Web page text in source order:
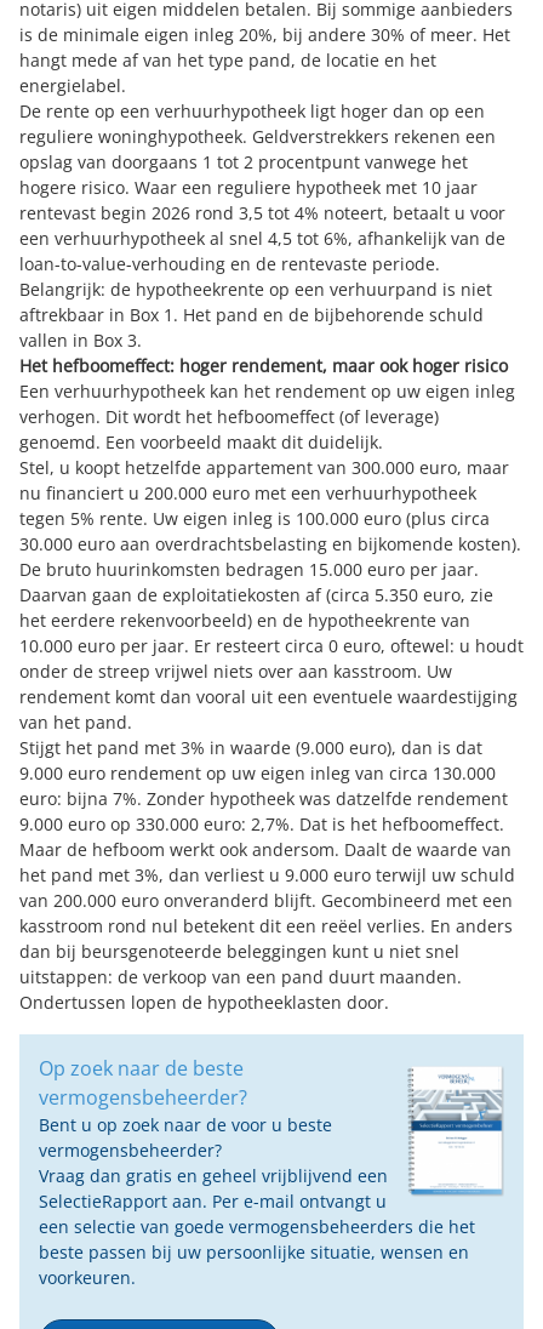
notaris) uit eigen middelen betalen. Bij sommige aanbieders
is de minimale eigen inleg 20%, bij andere 30% of meer. Het
hangt mede af van het type pand, de locatie en het
energielabel.
De rente op een verhuurhypotheek ligt hoger dan op een
reguliere woninghypotheek. Geldverstrekkers rekenen een
opslag van doorgaans 1 tot 2 procentpunt vanwege het
hogere risico. Waar een reguliere hypotheek met 10 jaar
rentevast begin 2026 rond 3,5 tot 4% noteert, betaalt u voor
een verhuurhypotheek al snel 4,5 tot 6%, afhankelijk van de
loan-to-value-verhouding en de rentevaste periode.
Belangrijk: de hypotheekrente op een verhuurpand is niet
aftrekbaar in Box 1. Het pand en de bijbehorende schuld
vallen in Box 3.
Het hefboomeffect: hoger rendement, maar ook hoger risico
Een verhuurhypotheek kan het rendement op uw eigen inleg
verhogen. Dit wordt het hefboomeffect (of leverage)
genoemd. Een voorbeeld maakt dit duidelijk.
Stel, u koopt hetzelfde appartement van 300.000 euro, maar
nu financiert u 200.000 euro met een verhuurhypotheek
tegen 5% rente. Uw eigen inleg is 100.000 euro (plus circa
30.000 euro aan overdrachtsbelasting en bijkomende kosten).
De bruto huurinkomsten bedragen 15.000 euro per jaar.
Daarvan gaan de exploitatiekosten af (circa 5.350 euro, zie
het eerdere rekenvoorbeeld) en de hypotheekrente van
10.000 euro per jaar. Er resteert circa 0 euro, oftewel: u houdt
onder de streep vrijwel niets over aan kasstroom. Uw
rendement komt dan vooral uit een eventuele waardestijging
van het pand.
Stijgt het pand met 3% in waarde (9.000 euro), dan is dat
9.000 euro rendement op uw eigen inleg van circa 130.000
euro: bijna 7%. Zonder hypotheek was datzelfde rendement
9.000 euro op 330.000 euro: 2,7%. Dat is het hefboomeffect.
Maar de hefboom werkt ook andersom. Daalt de waarde van
het pand met 3%, dan verliest u 9.000 euro terwijl uw schuld
van 200.000 euro onveranderd blijft. Gecombineerd met een
kasstroom rond nul betekent dit een reëel verlies. En anders
dan bij beursgenoteerde beleggingen kunt u niet snel
uitstappen: de verkoop van een pand duurt maanden.
Ondertussen lopen de hypotheeklasten door.
Op zoek naar de beste
vermogensbeheerder?
Bent u op zoek naar de voor u beste
vermogensbeheerder?
Vraag dan gratis en geheel vrijblijvend een
SelectieRapport aan. Per e-mail ontvangt u
een selectie van goede vermogensbeheerders die het
beste passen bij uw persoonlijke situatie, wensen en
voorkeuren.